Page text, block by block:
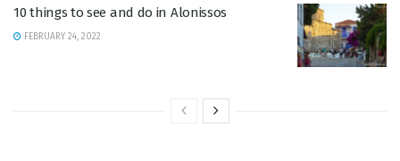
10 things to see and do in Alonissos
FEBRUARY 24, 2022